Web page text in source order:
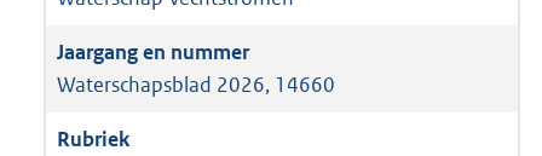
Waterschapsblad 2026, 14660